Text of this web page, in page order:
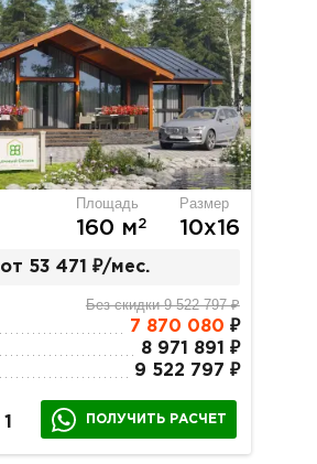
Площадь
160 м2
Размер
10х16
от 53 471 ₽/мес.
Без скидки 9 522 797 ₽
7 870 080 ₽
8 971 891 ₽
9 522 797 ₽
1 ПОЛУЧИТЬ РАСЧЕТ